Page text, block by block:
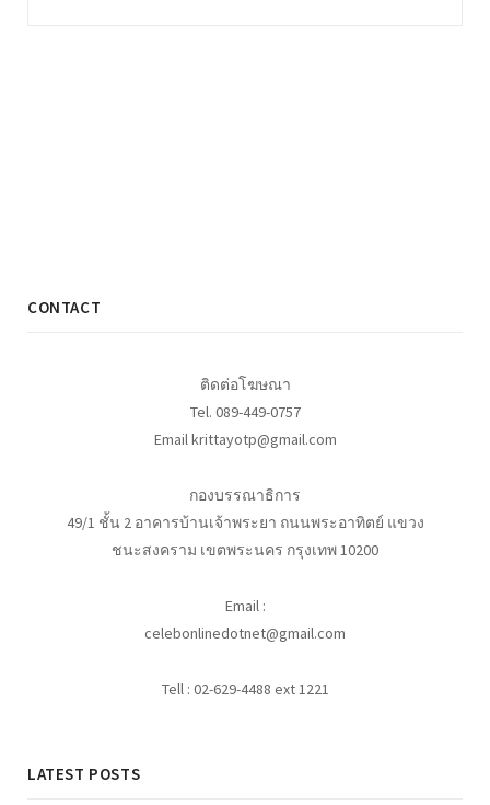
CONTACT
ติดต่อโฆษณา
Tel. 089-449-0757
Email krittayotp@gmail.com
กองบรรณาธิการ
49/1 ชั้น 2 อาคารบ้านเจ้าพระยา ถนนพระอาทิตย์ แขวง
ชนะสงคราม เขตพระนคร กรุงเทพ 10200
Email :
celebonlinedotnet@gmail.com
Tell : 02-629-4488 ext 1221
LATEST POSTS